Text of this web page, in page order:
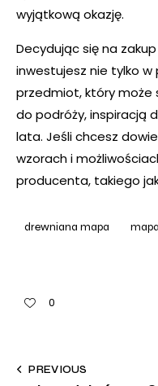
wyjątkową okazję.
Decydując się na
inwestujesz nie tylko w
przedmiot, który może
do podróży, inspiracją
lata. Jeśli chcesz
wzorach i
producenta, takiego
drewniana mapa
0
PREVIOUS